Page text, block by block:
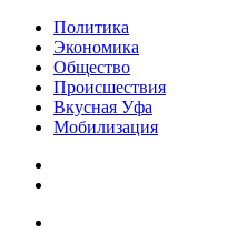
Политика
Экономика
Общество
Происшествия
Вкусная Уфа
Мобилизация